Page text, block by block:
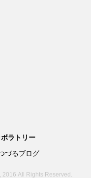
ラトリー
づるブログ
All Rights Reserved.